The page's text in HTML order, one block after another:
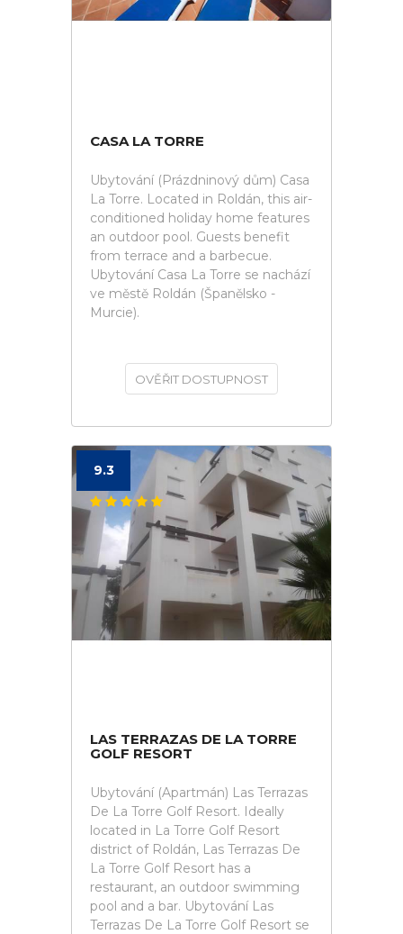
CASA LA TORRE
Ubytování (Prázdninový dům) Casa
La Torre. Located in Roldán, this air-
conditioned holiday home features
an outdoor pool. Guests benefit
from terrace and a barbecue.
Ubytování Casa La Torre se nachází
ve městě Roldán (Španělsko -
Murcie).
OVĚŘIT DOSTUPNOST
9.3
LAS TERRAZAS DE LA TORRE
GOLF RESORT
Ubytování (Apartmán) Las Terrazas
De La Torre Golf Resort. Ideally
located in La Torre Golf Resort
district of Roldán, Las Terrazas De
La Torre Golf Resort has a
restaurant, an outdoor swimming
pool and a bar. Ubytování Las
Terrazas De La Torre Golf Resort se